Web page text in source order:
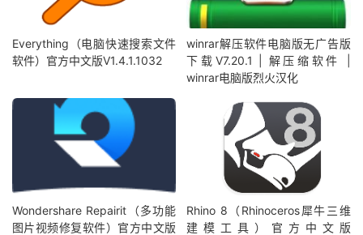
Everything（电脑快速搜索文件
软件）官方中文版V1.4.1.1032
winrar解压软件电脑版无广告版
下载V7.20.1 | 解压缩软件 |
winrar电脑版烈火汉化
Wondershare Repairit（多功能
图片视频修复软件）官方中文版
Rhino 8（Rhinoceros犀牛三维
建模工具）官方中文版